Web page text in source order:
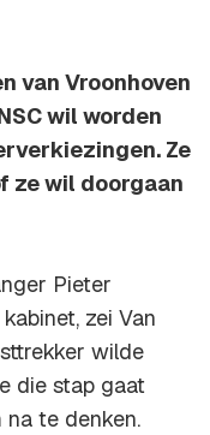
van Vroonhoven
wil worden
Ze
ze wil doorgaan
Pieter
zei Van
wilde
die stap gaat
te denken.